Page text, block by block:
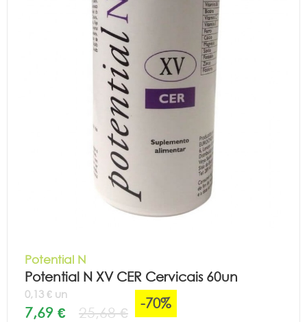
Potential N
Potential N XV CER Cervicais 60un
0,13 € un
7,69 € 25,68 €
-70%